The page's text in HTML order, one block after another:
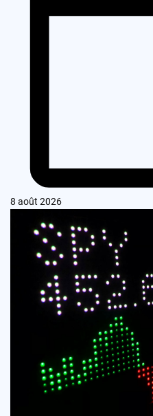
8 août 2026